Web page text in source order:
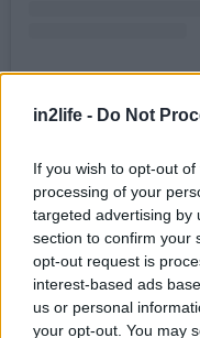
in2life - Do Not
If you wish to opt-out
processing of your
targeted advertising by
section to confirm your
opt-out request is
interest-based ads
us or personal
your opt-out. You may
Vietnam Street
Περικλέους 56,
2103216303
Μπορεί να μην το
στριμωγμένο